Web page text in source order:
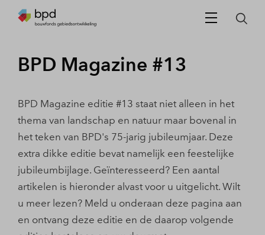
BPD Magazine #13
BPD Magazine editie #13 staat niet alleen in het
thema van landschap en natuur maar bovenal in
het teken van BPD's 75-jarig jubileumjaar. Deze
extra dikke editie bevat namelijk een feestelijke
jubileumbijlage. Geïnteresseerd? Een aantal
artikelen is hieronder alvast voor u uitgelicht. Wilt
u meer lezen? Meld u onderaan deze pagina aan
en ontvang deze editie en de daarop volgende